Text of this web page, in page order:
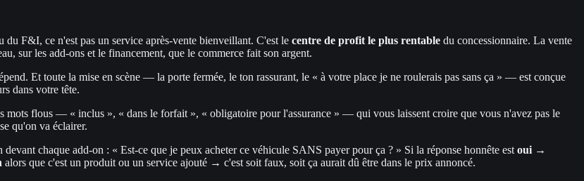
F&I, ce n'est pas un service après-vente bienveillant. C'est le centre de profit le plus rentable du concessionnaire. La vente
sur les add-ons et le financement, que le commerce fait son argent.
Et toute la mise en scène — la porte fermée, le ton rassurant, le « à votre place je ne roulerais pas sans ça » — est conçue
dans votre tête.
mots flous — « inclus », « dans le forfait », « obligatoire pour l'assurance » — qui vous laissent croire que vous n'avez pas le
qu'on va éclairer.
devant chaque add-on : « Est-ce que je peux acheter ce véhicule SANS payer pour ça ? » Si la réponse honnête est oui →
alors que c'est un produit ou un service ajouté → c'est soit faux, soit ça aurait dû être dans le prix annoncé.